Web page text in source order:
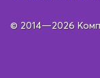
© 2014—2026